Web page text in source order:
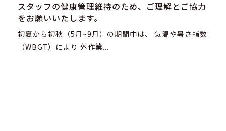
スタッフの健康管理維持のため、ご理解とご協力
をお願いいたします。
初夏から初秋（5月~9月）の期間中は、 気温や暑さ指数
（WBGT）により 外作業...